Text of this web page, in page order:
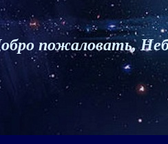
пожаловать,